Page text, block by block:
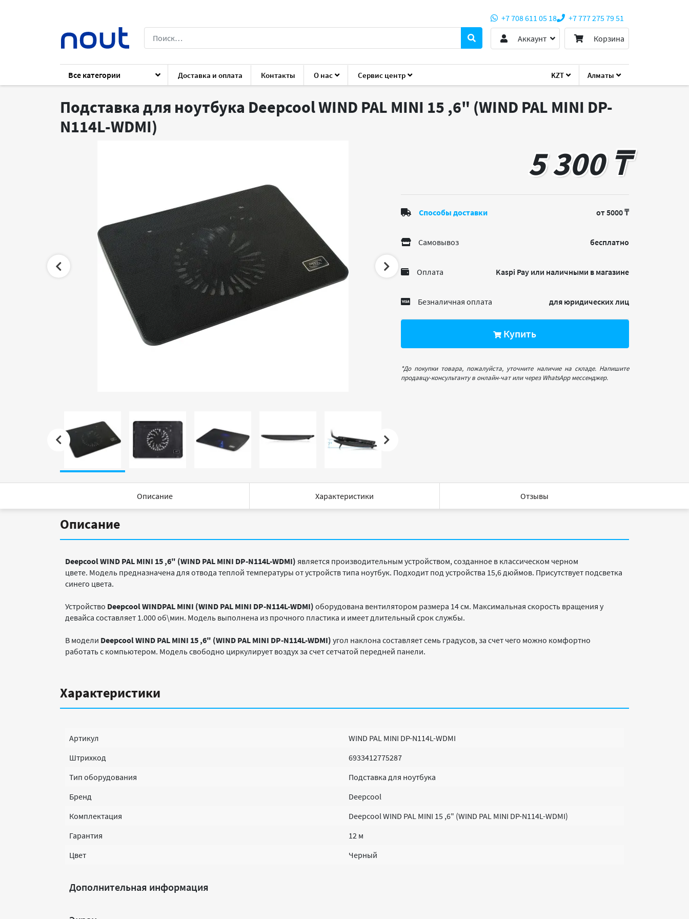
KZT Алматы
+7 708 611 05 18
+7 777 275 79 51
Аккаунт
Корзина
Все категории Доставка и оплата Контакты О нас Сервис центр
Каталог Комплектующие Для ноутбука Подставки Deepcool WIND PAL MINI 15 ,6" (WIND PAL MINI DP-N114L-WDMI)
Подставка для ноутбука Deepcool WIND PAL MINI 15 ,6" (WIND PAL MINI DP-
N114L-WDMI)
5 300 ₸
Способы доставки от 5000 ₸
Самовывоз бесплатно
Оплата Kaspi Pay или наличными в магазине
Безналичная оплата для юридических лиц
Купить
*До покупки товара, пожалуйста, уточните наличие на складе. Напишите
продавцу-консультанту в онлайн-чат или через WhatsApp мессенджер.
Описание Характеристики Отзывы
Описание
Deepcool WIND PAL MINI 15 ,6" (WIND PAL MINI DP-N114L-WDMI) является производительным устройством, созданное в классическом черном
цвете. Модель предназначена для отвода теплой температуры от устройств типа ноутбук. Подходит под устройства 15,6 дюймов. Присутствует подсветка
синего цвета.
Устройство Deepcool WINDPAL MINI (WIND PAL MINI DP-N114L-WDMI) оборудована вентилятором размера 14 см. Максимальная скорость вращения у
девайса составляет 1.000 об\мин. Модель выполнена из прочного пластика и имеет длительный срок службы.
В модели Deepcool WIND PAL MINI 15 ,6" (WIND PAL MINI DP-N114L-WDMI) угол наклона составляет семь градусов, за счет чего можно комфортно
работать с компьютером. Модель свободно циркулирует воздух за счет сетчатой передней панели.
Характеристики
Артикул
WIND PAL MINI DP-N114L-WDMI
Штрихкод
6933412775287
Тип оборудования
Подставка для ноутбука
Бренд
Deepcool
Комплектация
Deepcool WIND PAL MINI 15 ,6" (WIND PAL MINI DP-N114L-WDMI)
Гарантия
12 м
Цвет
Черный
Дополнительная информация